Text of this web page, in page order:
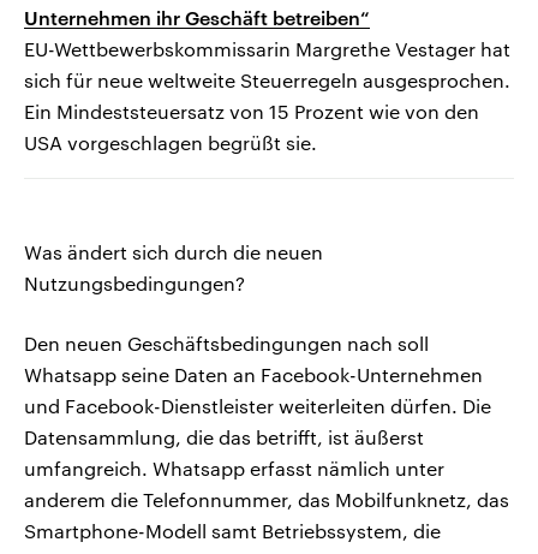
Unternehmen ihr Geschäft betreiben“
EU-Wettbewerbskommissarin Margrethe Vestager hat
sich für neue weltweite Steuerregeln ausgesprochen.
Ein Mindeststeuersatz von 15 Prozent wie von den
USA vorgeschlagen begrüßt sie.
Was ändert sich durch die neuen
Nutzungsbedingungen?
Den neuen Geschäftsbedingungen nach soll
Whatsapp seine Daten an Facebook-Unternehmen
und Facebook-Dienstleister weiterleiten dürfen. Die
Datensammlung, die das betrifft, ist äußerst
umfangreich. Whatsapp erfasst nämlich unter
anderem die Telefonnummer, das Mobilfunknetz, das
Smartphone-Modell samt Betriebssystem, die